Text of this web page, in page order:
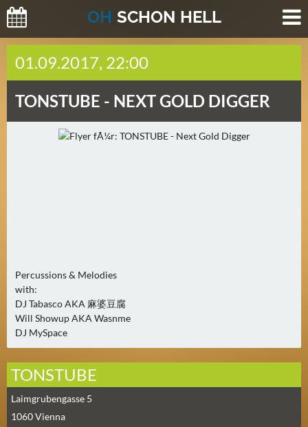
OH SCHON HELL
H
E
T
E
E
N
(
0
)
U
E
B
E
01.09.2017, 22:00
TONSTUBE - NEXT GOLD DIGGER
Percussions & Melodies
with:
DJ Tabasco AKA 麻婆豆腐
Will Showup AKA Wasnme
DJ MySpace
TONSTUBE
Laimgrubengasse 5
1060Vienna